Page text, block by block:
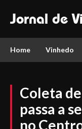
Jornal de
Home Vinhedo
Coleta
passa a
no